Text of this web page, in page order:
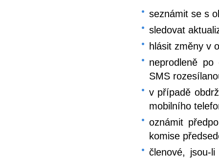
seznámit se s
sledovat
hlásit změny v
neprodleně
SMS
v případě
mobilního
oznámit
komise
členové, jsou-